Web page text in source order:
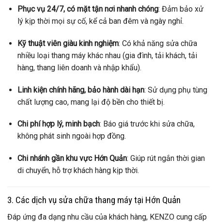
Phục vụ 24/7, có mặt tận nơi nhanh chóng: Đảm bảo xử
lý kịp thời mọi sự cố, kể cả ban đêm và ngày nghỉ.
Kỹ thuật viên giàu kinh nghiệm: Có khả năng sửa chữa
nhiều loại thang máy khác nhau (gia đình, tải khách, tải
hàng, thang liên doanh và nhập khẩu).
Linh kiện chính hãng, bảo hành dài hạn: Sử dụng phụ tùng
chất lượng cao, mang lại độ bền cho thiết bị.
Chi phí hợp lý, minh bạch: Báo giá trước khi sửa chữa,
không phát sinh ngoài hợp đồng.
Chi nhánh gần khu vực Hớn Quản: Giúp rút ngắn thời gian
di chuyển, hỗ trợ khách hàng kịp thời.
3. Các dịch vụ sửa chữa thang máy tại Hớn Quản
Đáp ứng đa dạng nhu cầu của khách hàng, KENZO cung cấp